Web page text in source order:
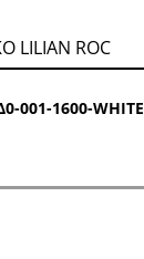
LΙLΙΑΝ RΟC
001-1600-WΗΙΤΕ